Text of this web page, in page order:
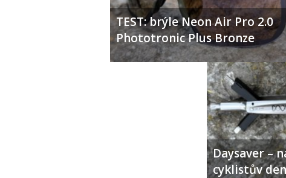
TEST: brýle Neon Air Pro 2.0
Phototronic Plus Bronze
Daysaver –
cyklistův den